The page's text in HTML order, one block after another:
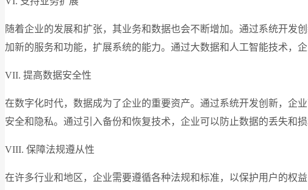
随着企业的发展和扩张，其业务和数据也会不断增加。通过系统开发
加新的服务和功能，扩展系统的能力。通过大数据和人工智能技术，
VII. 提高数据安全性
在数字化时代，数据成为了企业的重要资产。通过系统开发创新，企
安全和隐私。通过引入备份和恢复技术，企业可以防止数据的丢失和
VIII. 保障法规遵从性
在许多行业和地区，企业需要遵循各种法规和标准，以保护用户的权